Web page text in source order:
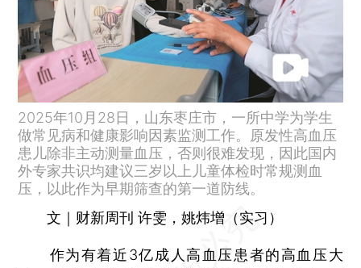
2025年10月28日，山东枣庄市，一所中学为学生
做常见病和健康影响因素监测工作。原发性高血压
患儿除非主动测量血压，否则很难发现，因此国内
外专家共识均建议三岁以上儿童体检时常规测血
压，以此作为早期筛查的第一道防线。
文｜财新周刊 许雯，姚炜增（实习）
作为有着近3亿成人高血压患者的高血压大